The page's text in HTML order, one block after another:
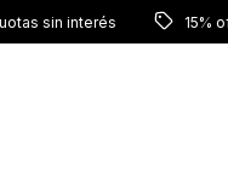
sin interés 15%